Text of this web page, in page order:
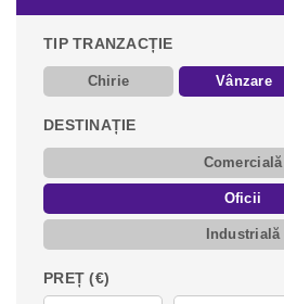
TIP TRANZACȚIE
Chirie Vânzare
DESTINAȚIE
Comercială
Oficii
Industrială
PREȚ (€)